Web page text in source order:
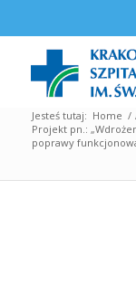
Jesteś tutaj: Home /
Projekt pn.:
poprawy